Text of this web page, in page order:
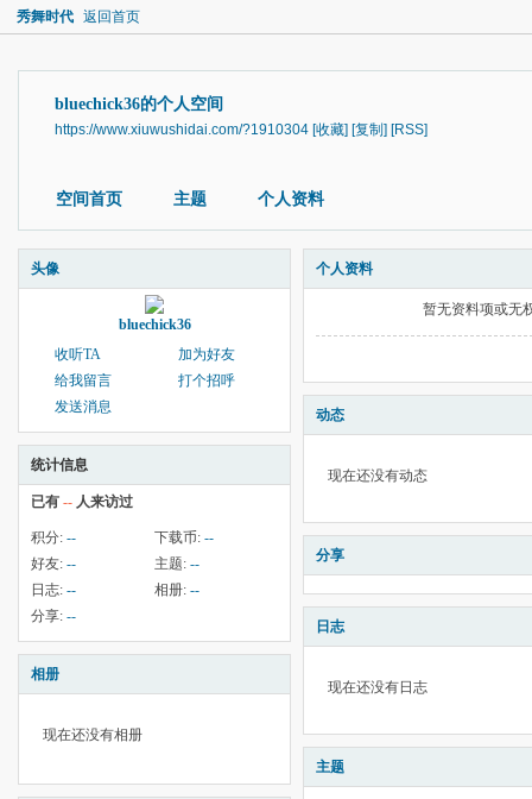
秀舞时代 返回首页
bluechick36的个人空间
https://www.xiuwushidai.com/?1910304 [收藏] [复制] [RSS]
空间首页 主题 个人资料
头像
bluechick36
收听TA
加为好友
给我留言
打个招呼
发送消息
统计信息
已有 -- 人来访过
积分: -- 下载币: --
好友: -- 主题: --
日志: -- 相册: --
分享: --
相册
现在还没有相册
个人资料
暂无资料项或无
动态
现在还没有动态
分享
日志
现在还没有日志
主题